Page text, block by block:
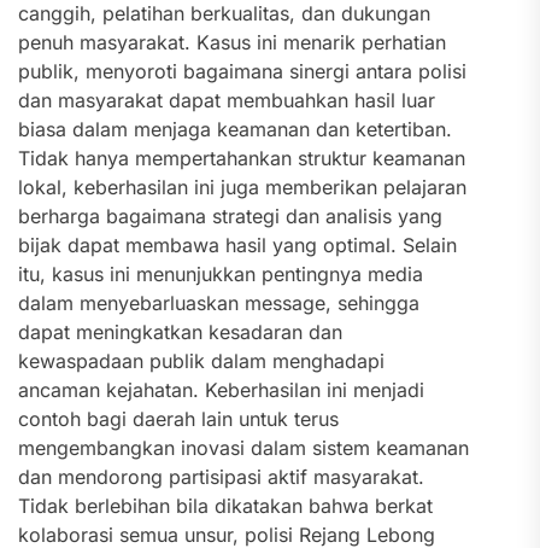
canggih, pelatihan berkualitas, dan dukungan
penuh masyarakat. Kasus ini menarik perhatian
publik, menyoroti bagaimana sinergi antara polisi
dan masyarakat dapat membuahkan hasil luar
biasa dalam menjaga keamanan dan ketertiban.
Tidak hanya mempertahankan struktur keamanan
lokal, keberhasilan ini juga memberikan pelajaran
berharga bagaimana strategi dan analisis yang
bijak dapat membawa hasil yang optimal. Selain
itu, kasus ini menunjukkan pentingnya media
dalam menyebarluaskan message, sehingga
dapat meningkatkan kesadaran dan
kewaspadaan publik dalam menghadapi
ancaman kejahatan. Keberhasilan ini menjadi
contoh bagi daerah lain untuk terus
mengembangkan inovasi dalam sistem keamanan
dan mendorong partisipasi aktif masyarakat.
Tidak berlebihan bila dikatakan bahwa berkat
kolaborasi semua unsur, polisi Rejang Lebong